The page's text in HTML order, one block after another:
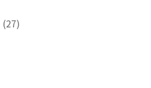
(27)